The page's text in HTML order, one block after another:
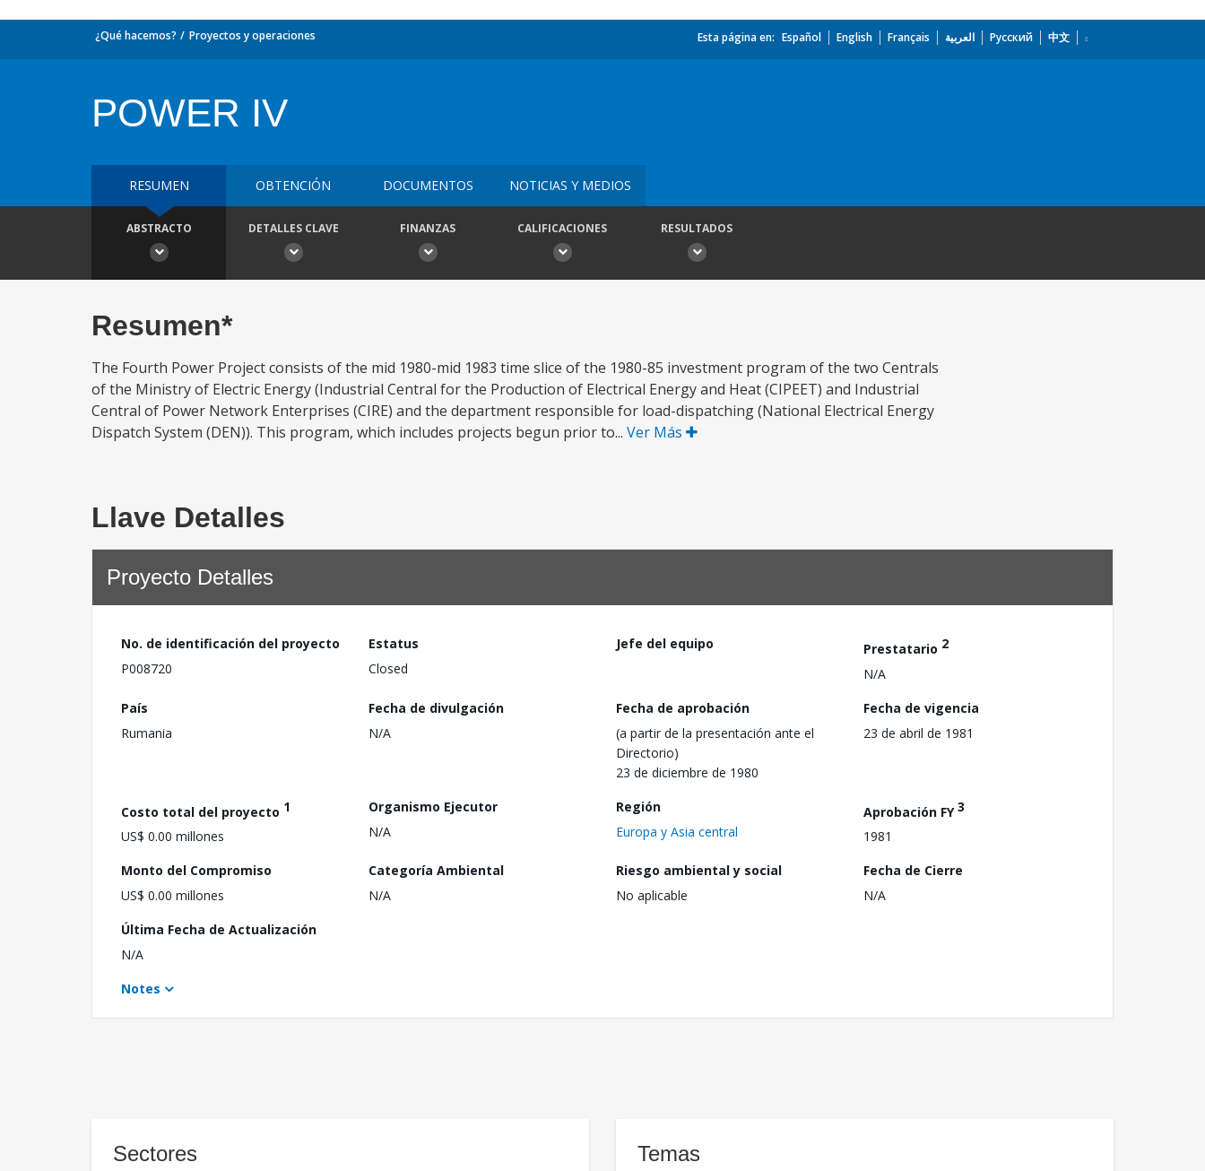
¿Qué hacemos? Proyectos y operaciones Esta página en: Español English Français العربية Русский 中文
POWER IV
RESUMEN OBTENCIÓN DOCUMENTOS NOTICIAS Y MEDIOS
ABSTRACTO DETALLES CLAVE FINANZAS CALIFICACIONES RESULTADOS
Resumen*
The Fourth Power Project consists of the mid 1980-mid 1983 time slice of the 1980-85 investment program of the two Centrals
of the Ministry of Electric Energy (Industrial Central for the Production of Electrical Energy and Heat (CIPEET) and Industrial
Central of Power Network Enterprises (CIRE) and the department responsible for load-dispatching (National Electrical Energy
Dispatch System (DEN)). This program, which includes projects begun prior to... Ver Más
Llave Detalles
Proyecto Detalles
No. de identificación del proyecto
P008720
Estatus
Closed
Jefe del equipo Prestatario 2
N/A
País
Rumania
Fecha de divulgación
N/A
Fecha de aprobación
(a partir de la presentación ante el
Directorio)
23 de diciembre de 1980
Fecha de vigencia
23 de abril de 1981
Costo total del proyecto 1
US$ 0.00 millones
Organismo Ejecutor
N/A
Región
Europa y Asia central
Aprobación FY3
1981
Monto del Compromiso
US$ 0.00 millones
Categoría Ambiental
N/A
Riesgo ambiental y social
No aplicable
Fecha de Cierre
N/A
Última Fecha de Actualización
N/A
Notes
Sectores Temas